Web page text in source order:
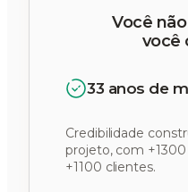
Você
você
33 anos de
Credibilidade
projeto, com
+1100 clientes.